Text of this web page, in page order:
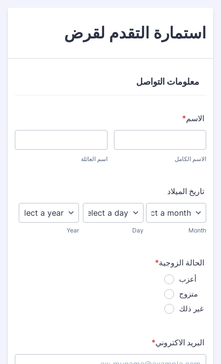
استمارة التقدم لقرض
معلومات التواصل
الاسم*
الاسم الكامل اسم العائلة
تاريخ الميلاد
Month
Day
Year
الحالة الزوجية*
أعزب
متزوج
غير ذلك
البريد الاكتروني*